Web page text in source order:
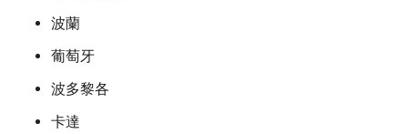
波蘭
葡萄牙
波多黎各
卡達